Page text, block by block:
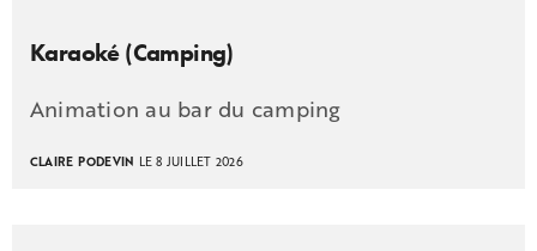
Karaoké (Camping)
Animation au bar du camping
CLAIRE PODEVIN LE 8 JUILLET 2026